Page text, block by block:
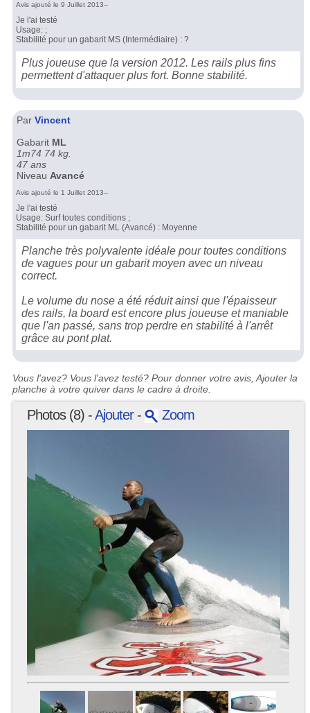
Avis ajouté le 9 Juillet 2013--
Je l'ai testé
Usage: ;
Stabilité pour un gabarit MS (Intermédiaire) : ?
Plus joueuse que la version 2012. Les rails plus fins
permettent d'attaquer plus fort. Bonne stabilité.
Par Vincent
Gabarit ML
1m74 74 kg.
47 ans
Niveau Avancé
Avis ajouté le 1 Juillet 2013--
Je l'ai testé
Usage: Surf toutes conditions ;
Stabilité pour un gabarit ML (Avancé) : Moyenne
Planche très polyvalente idéale pour toutes conditions
de vagues pour un gabarit moyen avec un niveau
correct.
Le volume du nose a été réduit ainsi que l'épaisseur
des rails, la board est encore plus joueuse et maniable
que l'an passé, sans trop perdre en stabilité à l'arrêt
grâce au pont plat.
Vous l'avez? Vous l'avez testé? Pour donner votre avis, Ajouter la
planche à votre quiver dans le cadre à droite.
Photos (8) -Ajouter- Zoom